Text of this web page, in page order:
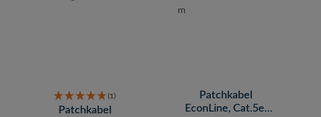
(1)
Patchkabel
Patchkabel
EconLine, Cat.5e,